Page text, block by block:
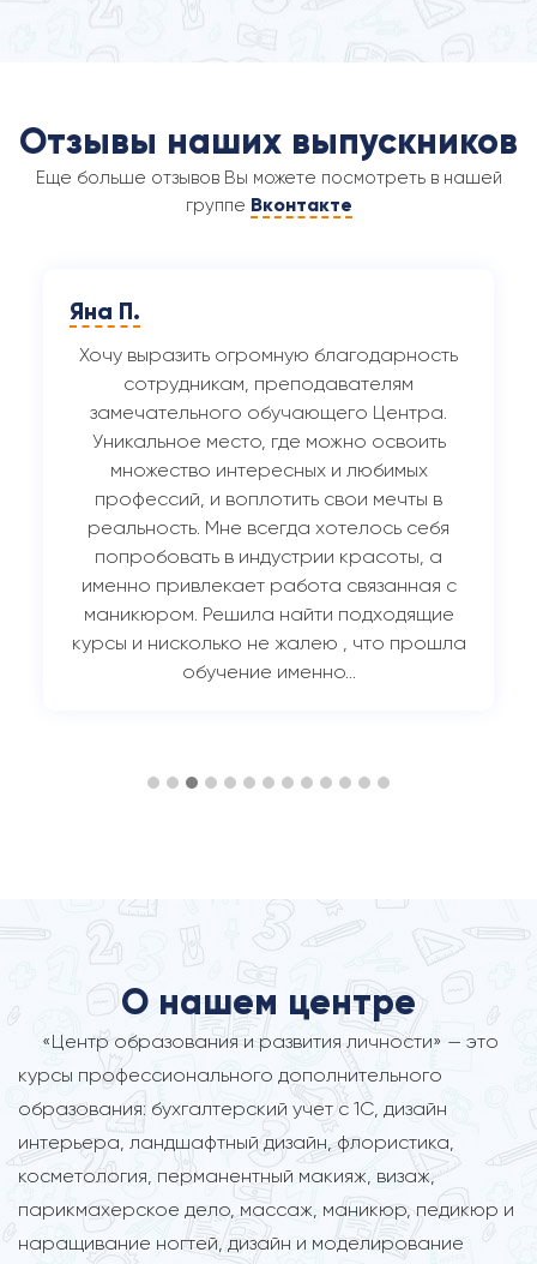
Отзывы наших выпускников
Еще больше отзывов Вы можете посмотреть в нашей
группе Вконтакте
Яна П.
Хочу выразить огромную благодарность
сотрудникам, преподавателям
замечательного обучающего Центра.
Уникальное место, где можно освоить
множество интересных и любимых
профессий, и воплотить свои мечты в
реальность. Мне всегда хотелось себя
попробовать в индустрии красоты, а
именно привлекает работа связанная с
маникюром. Решила найти подходящие
курсы и нисколько не жалею , что прошла
обучение именно…
О нашем центре
«Центр образования и развития личности» — это
курсы профессионального дополнительного
образования: бухгалтерский учет с 1С, дизайн
интерьера, ландшафтный дизайн, флористика,
косметология, перманентный макияж, визаж,
парикмахерское дело, массаж, маникюр, педикюр и
наращивание ногтей, дизайн и моделирование